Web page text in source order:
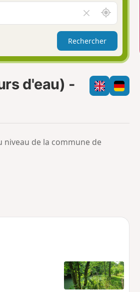
i
d
e
r
l
e
h
u
t
u
r
d
e
m
Rechercher
d'eau) -
niveau de la commune de